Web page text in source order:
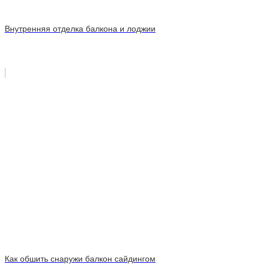
Внутренняя отделка балкона и лоджии
Как обшить снаружи балкон сайдингом